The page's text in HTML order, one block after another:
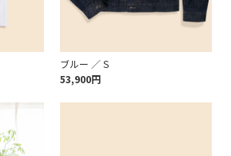
ブルー ／ S
53,900円